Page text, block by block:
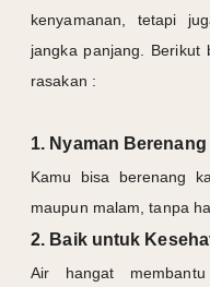
kenyamanan, tetapi
jangka panjang. Berikut
rasakan :
1. Nyaman
Kamu bisa berenang
maupun malam, tanpa
2. Baik untuk
Air hangat